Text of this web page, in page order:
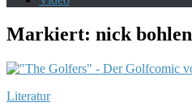
Markiert: nick bohlen
Literatur